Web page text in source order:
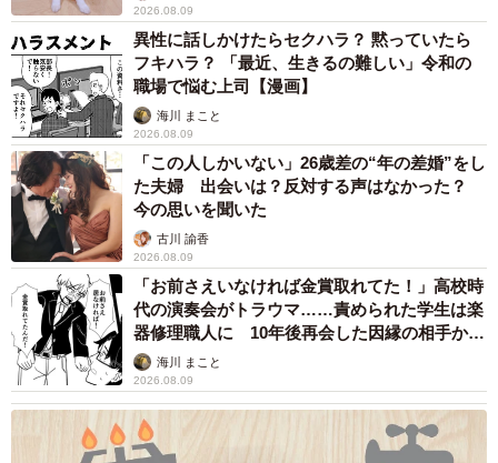
2026.08.09
異性に話しかけたらセクハラ？ 黙っていたら
フキハラ？ 「最近、生きるの難しい」令和の
職場で悩む上司【漫画】
海川 まこと
2026.08.09
「この人しかいない」26歳差の“年の差婚”をし
た夫婦 出会いは？反対する声はなかった？
今の思いを聞いた
古川 諭香
2026.08.09
「お前さえいなければ金賞取れてた！」高校時
代の演奏会がトラウマ……責められた学生は楽
器修理職人に 10年後再会した因縁の相手から
思わぬ申し出【漫画】
海川 まこと
2026.08.09